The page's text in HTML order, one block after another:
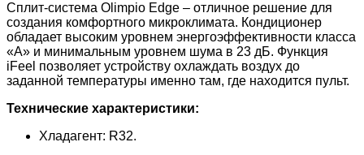
Сплит-система Olimpio Edge – отличное решение для
создания комфортного микроклимата. Кондиционер
обладает высоким уровнем энергоэффективности класса
«А» и минимальным уровнем шума в 23 дБ. Функция
iFeel позволяет устройству охлаждать воздух до
заданной температуры именно там, где находится пульт.
Технические характеристики:
Хладагент: R32.